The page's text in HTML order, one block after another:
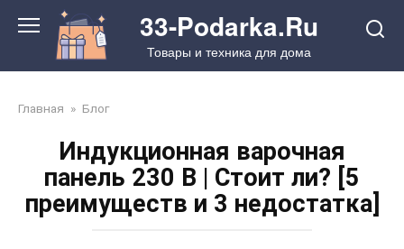
контенту
33-Podarka.Ru
Товары и техника для дома
Главная » Блог
Индукционная варочная
панель 230 В | Стоит ли? [5
преимуществ и 3 недостатка]